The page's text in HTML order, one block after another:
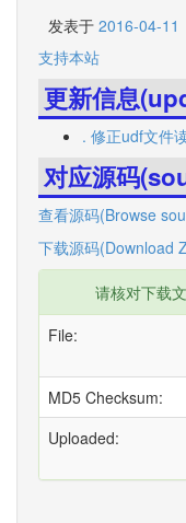
发表于 2016-04-11
支持本站
更新信息
. 修正udf文件
对应源码
查看源码(Browse
下载源码(Download
请核对下载
File:
MD5 Checksum:
Uploaded: